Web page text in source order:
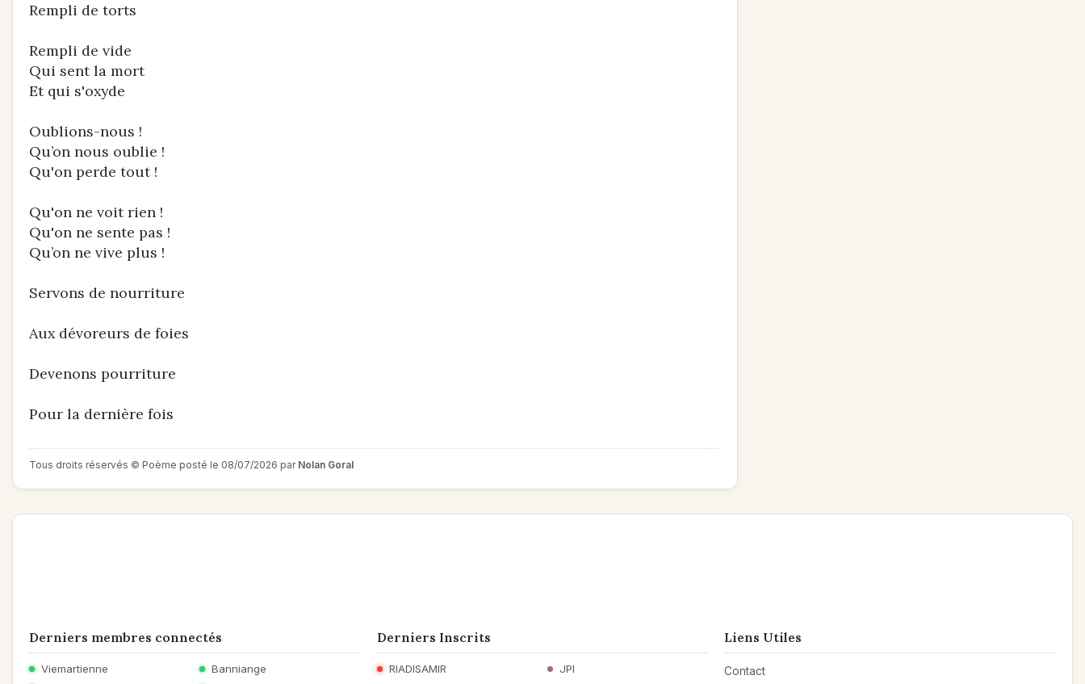
Rempli de torts
Rempli de vide
Qui sent la mort
Et qui s'oxyde
Oublions-nous !
Qu’on nous oublie !
Qu'on perde tout !
Qu'on ne voit rien !
Qu'on ne sente pas !
Qu’on ne vive plus !
Servons de nourriture
Aux dévoreurs de foies
Devenons pourriture
Pour la dernière fois
Tous droits réservés © Poème posté le 08/07/2026 par Nolan Goral
Derniers membres connectés
Viemartienne
Banniange
Derniers Inscrits
RIADISAMIR
JPI
Liens Utiles
Contact